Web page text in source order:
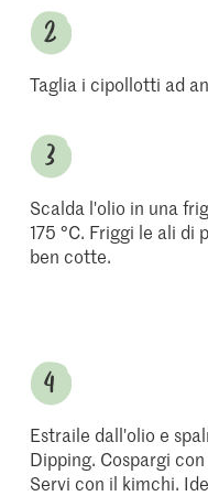
Taglia i cipollotti ad
Scalda l'olio in una
175 °C. Friggi le ali di
ben cotte.
Estraile dall'olio e
Dipping. Cospargi
Servi con il kimchi.